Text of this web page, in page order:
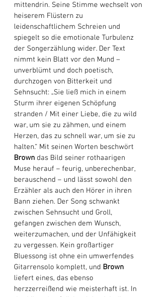
mittendrin. Seine Stimme wechselt von
heiserem Flüstern zu
leidenschaftlichem Schreien und
spiegelt so die emotionale Turbulenz
der Songerzählung wider. Der Text
nimmt kein Blatt vor den Mund –
unverblümt und doch poetisch,
durchzogen von Bitterkeit und
Sehnsucht: „Sie ließ mich in einem
Sturm ihrer eigenen Schöpfung
stranden / Mit einer Liebe, die zu wild
war, um sie zu zähmen, und einem
Herzen, das zu schnell war, um sie zu
halten.“ Mit seinen Worten beschwört
Brown das Bild seiner rothaarigen
Muse herauf – feurig, unberechenbar,
berauschend – und lässt sowohl den
Erzähler als auch den Hörer in ihren
Bann ziehen. Der Song schwankt
zwischen Sehnsucht und Groll,
gefangen zwischen dem Wunsch,
weiterzumachen, und der Unfähigkeit
zu vergessen. Kein großartiger
Bluessong ist ohne ein umwerfendes
Gitarrensolo komplett, und Brown
liefert eines, das ebenso
herzzerreißend wie meisterhaft ist. In